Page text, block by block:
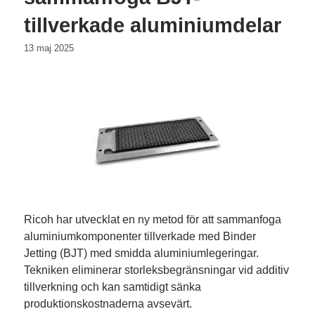
tillverkade aluminiumdelar
13 maj 2025
Ricoh har utvecklat en ny metod för att sammanfoga
aluminiumkomponenter tillverkade med Binder
Jetting (BJT) med smidda aluminiumlegeringar.
Tekniken eliminerar storleksbegränsningar vid additiv
tillverkning och kan samtidigt sänka
produktionskostnaderna avsevärt.